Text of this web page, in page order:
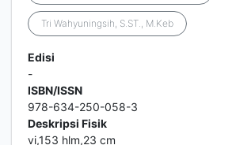
Tri Wahyuningsih, S.ST., M.Keb
Edisi
-
ISBN/ISSN
978-634-250-058-3
Deskripsi Fisik
vi,153 hlm,23 cm